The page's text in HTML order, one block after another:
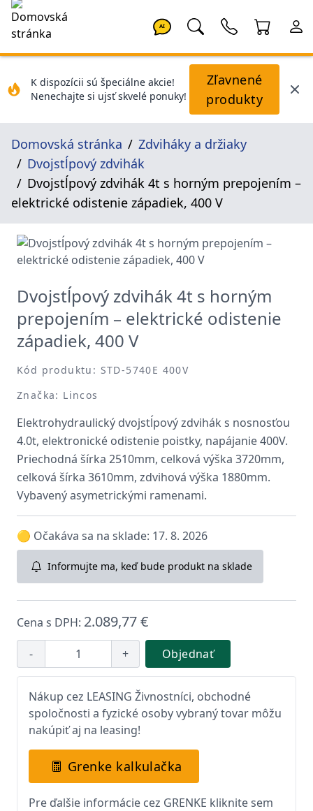
AI
K dispozícii sú špeciálne akcie!
Nenechajte si ujsť skvelé ponuky!
Zľavnené
produkty
Domovská stránka
Zdviháky a držiaky
Dvojstĺpový zdvihák
Dvojstĺpový zdvihák 4t s horným prepojením –
elektrické odistenie západiek, 400 V
Dvojstĺpový zdvihák 4t s horným
prepojením – elektrické odistenie
západiek, 400 V
Kód produktu: STD-5740E 400V
Značka: Lincos
Elektrohydraulický dvojstĺpový zdvihák s nosnosťou
4.0t, elektronické odistenie poistky, napájanie 400V.
Priechodná šírka 2510mm, celková výška 3720mm,
celková šírka 3610mm, zdvihová výška 1880mm.
Vybavený asymetrickými ramenami.
🟡 Očakáva sa na sklade: 17. 8. 2026
Informujte ma, keď bude produkt na sklade
Cena s DPH: 2.089,77 €
- + Objednať
Nákup cez LEASING Živnostníci, obchodné
spoločnosti a fyzické osoby vybraný tovar môžu
nakúpiť aj na leasing!
Grenke kalkulačka
Pre ďalšie informácie cez GRENKE kliknite sem